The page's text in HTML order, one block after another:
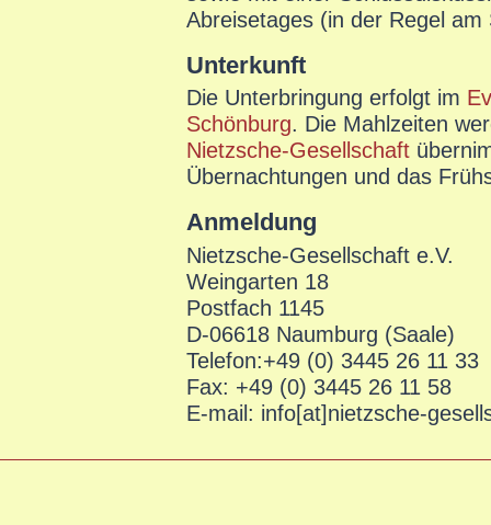
Abreisetages (in der Regel am
Unterkunft
Die Unterbringung erfolgt im
Schönburg. Die Mahlzeiten
Nietzsche-Gesellschaft
Übernachtungen und das
Anmeldung
Nietzsche-Gesellschaft e.V.
Weingarten 18
Postfach 1145
D-06618 Naumburg (Saale)
Telefon:+49 (0) 3445 26 11 33
Fax: +49 (0) 3445 26 11 58
E-mail: info[at]nietzsche-